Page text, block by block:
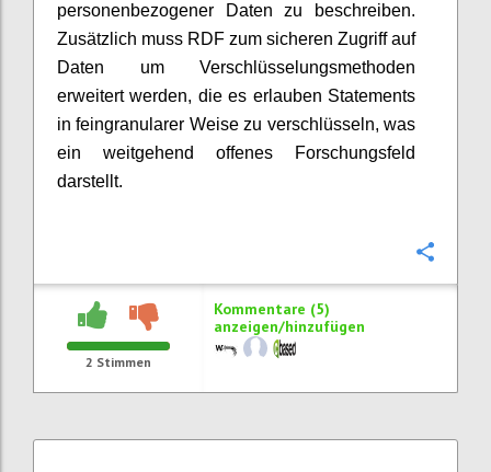
personenbezogener Daten zu beschreiben.
Zusätzlich muss RDF zum sicheren Zugriff auf
Daten um Verschlüsselungsmethoden
erweitert werden, die es erlauben Statements
in feingranularer Weise zu verschlüsseln, was
ein weitgehend offenes Forschungsfeld
darstellt.
2 Stimmen
Kommentare (5)
anzeigen/hinzufügen